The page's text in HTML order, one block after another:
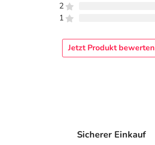
2
1
Jetzt Produkt bewerten
Sicherer Einkauf